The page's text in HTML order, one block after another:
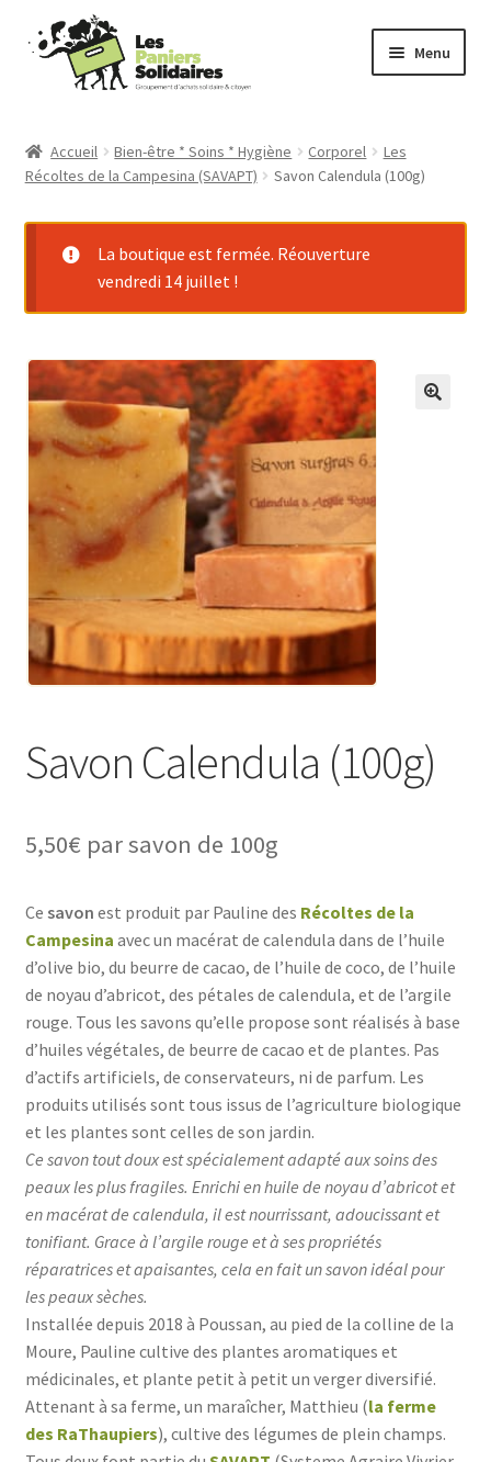
Aller
Aller
contenu
Menu
Producteurs
Actu
Contact
Accueil Bien-être * Soins * Hygiène Corporel
Les
Récoltes de la Campesina (SAVAPT)
Savon Calendula (100g)
La boutique est fermée. Réouverture
vendredi 14 juillet !
Savon Calendula (100g)
5,50€ par savon de 100g
Ce savon est produit par Pauline ​des Récoltes de la
Campesina avec un macérat de calendula dans de l’huile
d’olive bio, du beurre de cacao, de l’huile de coco, de l’huile
de noyau d’abricot, des pétales de calendula, et de l’argile
rouge. Tous les savons qu’elle propose sont réalisés à base
d’huiles végétales, de beurre de cacao et de plantes. Pas
d’actifs artificiels, de conservateurs, ni de parfum. Les
produits utilisés sont tous issus de l’agriculture biologique
et les plantes sont celles de son jardin.
Ce savon tout doux est spécialement adapté aux soins des
peaux les plus fragiles. Enrichi en huile de noyau d’abricot et
en macérat de calendula, il est nourrissant, adoucissant et
tonifiant. Grace à l’argile rouge et à ses propriétés
réparatrices et apaisantes, cela en fait un savon idéal pour
les peaux sèches.
Installée depuis 2018 à Poussan, au pied de la colline de la
Moure, Pauline cultive des plantes aromatiques et
médicinales, et plante petit à petit un verger diversifié.
Attenant à sa ferme, un maraîcher, Matthieu (la ferme
des RaThaupiers), cultive des légumes de plein champs.